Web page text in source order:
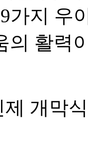
가지 우
의 활력
개막